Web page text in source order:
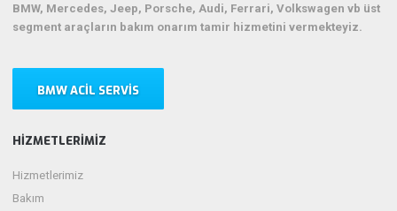
BMW, Mercedes, Jeep, Porsche, Audi, Ferrari, Volkswagen vb üst
segment araçların bakım onarım tamir hizmetini vermekteyiz.
BMW ACIL SERVIS
HIZMETLERIMIZ
Hizmetlerimiz
Bakım